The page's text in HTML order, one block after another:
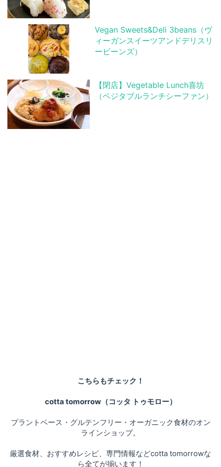
Vegan Sweets&Deli 3beans（ヴ
ィーガンスイーツアンドデリスリ
ービーンズ）
【閉店】Vegetable Lunch喜坊
（ベジタブルランチシーファン）
こちらもチェック！
cotta tomorrow（コッタ トゥモロー）
プラントベース・グルテンフリー・オーガニック食材のオン
ラインショップ。
厳選食材、おすすめレシピ、専門情報などcotta tomorrowな
ら全てが揃います！